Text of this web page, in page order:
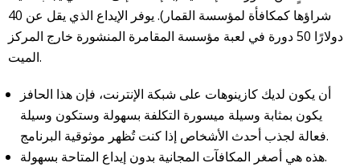
شراؤها كمكافأة لمؤسسة القمار). يوفر الإيداع الذي يقل عن 40
دولارًا 50 دورة في لعبة مؤسسة المقامرة المنشورة خارج المركز
الميت.
أن يكون لديك كازينوهات على شبكة الإنترنت، فإن هذا الحافز
يكون بمثابة وسيلة ميسورة التكلفة بسهولة وستكون وسيلة
فعالة لجذب أحدث الأشخاص إذا كنت تُظهر موثوقية البرنامج.
هذه هي أصغر المكافآت المجانية بدون إيداع المتاحة بسهولة.